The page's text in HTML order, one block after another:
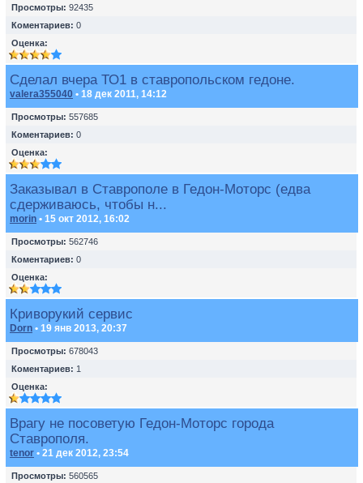
Просмотры: 92435
Коментариев: 0
Оценка:
Сделал вчера ТО1 в ставропольском гедоне.
valera355040 • 18 дек 2011, 14:12
Просмотры: 557685
Коментариев: 0
Оценка:
Заказывал в Ставрополе в Гедон-Моторс (едва
сдерживаюсь, чтобы н...
morin • 15 окт 2012, 16:02
Просмотры: 562746
Коментариев: 0
Оценка:
Криворукий сервис
Dorn • 19 янв 2013, 20:37
Просмотры: 678043
Коментариев: 1
Оценка:
Врагу не посоветую Гедон-Моторс города
Ставрополя.
tenor • 21 дек 2012, 23:54
Просмотры: 560565